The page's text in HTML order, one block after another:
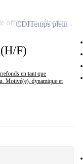
F)
en tant que
Motivé(e), dynamique et
CDITemps plein
offre à ma sélection